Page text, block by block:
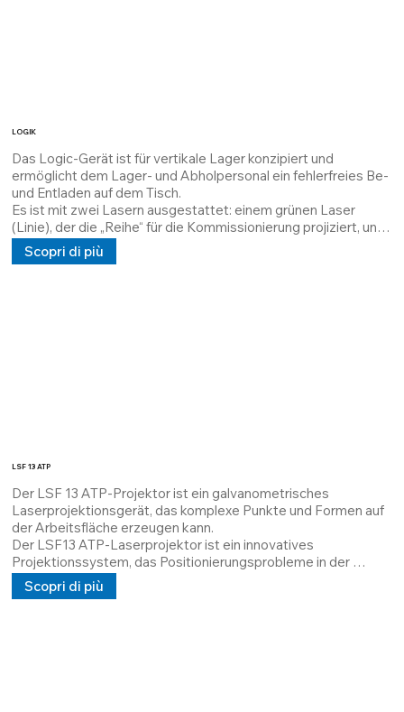
LOGIK
Das Logic-Gerät ist für vertikale Lager konzipiert und
ermöglicht dem Lager- und Abholpersonal ein fehlerfreies Be-
und Entladen auf dem Tisch.
Es ist mit zwei Lasern ausgestattet: einem grünen Laser
(Linie), der die „Reihe“ für die Kommissionierung projiziert, und
einem roten Laser (Punkt), der das „Fach“ für die Be- und
Entladung projiziert.
Scopri di più
LSF 13 ATP
Der LSF 13 ATP-Projektor ist ein galvanometrisches
Laserprojektionsgerät, das komplexe Punkte und Formen auf
der Arbeitsfläche erzeugen kann.
Der LSF13 ATP-Laserprojektor ist ein innovatives
Projektionssystem, das Positionierungsprobleme in der
Automobilindustrie löst.
Er wurde für Fließbandarbeiter entwickelt. Seine
Scopri di più